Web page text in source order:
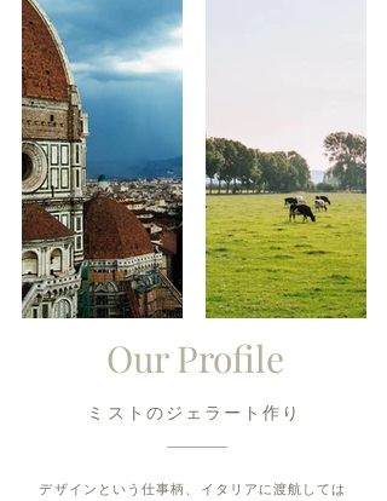
Our Profile
ミストのジェラート作り
デザインという仕事柄、イタリアに渡航しては